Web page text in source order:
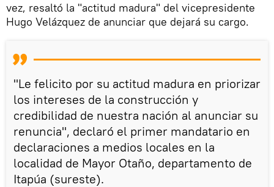
vez, resaltó la "actitud madura" del vicepresidente
Hugo Velázquez de anunciar que dejará su cargo.
"Le felicito por su actitud madura en priorizar
los intereses de la construcción y
credibilidad de nuestra nación al anunciar su
renuncia", declaró el primer mandatario en
declaraciones a medios locales en la
localidad de Mayor Otaño, departamento de
Itapúa (sureste).